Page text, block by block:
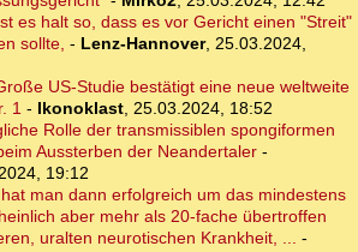
es halt so, dass es vor Gericht einen "Streit"
sollte, - Lenz-Hannover, 25.03.2024,
US-Studie bestätigt eine neue weltweite
1 - Ikonoklast, 25.03.2024, 18:52
Rolle der transmissiblen spongiformen
Aussterben der Neandertaler -
19:12
man dann erfolgreich um das mindestens
aber mehr als 20-fache übertroffen
uralten neurotischen Krankheit, ... -